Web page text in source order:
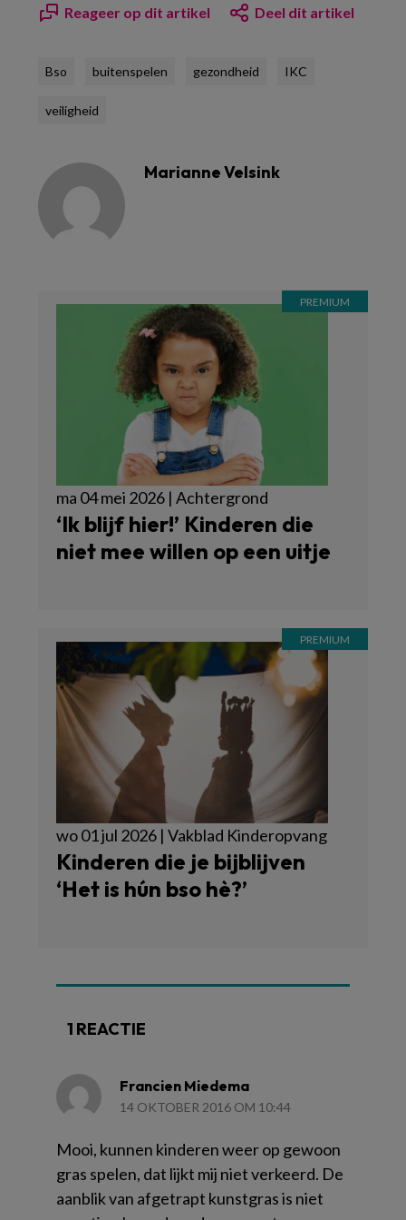
Reageer op dit artikel Deel dit artikel
Bso buitenspelen gezondheid IKC
veiligheid
Marianne Velsink
ma 04 mei 2026 | Achtergrond
‘Ik blijf hier!’ Kinderen die
niet mee willen op een uitje
wo 01 jul 2026 | Vakblad Kinderopvang
Kinderen die je bijblijven
‘Het is hún bso hè?’
1 REACTIE
Francien Miedema
14 OKTOBER 2016 OM 10:44
Mooi, kunnen kinderen weer op gewoon
gras spelen, dat lijkt mij niet verkeerd. De
aanblik van afgetrapt kunstgras is niet